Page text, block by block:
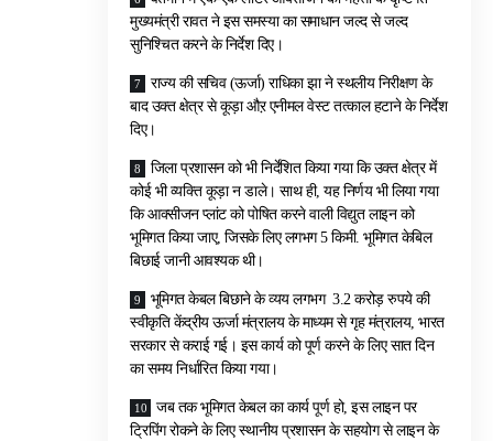
मुख्यमंत्री रावत ने इस समस्या का समाधान जल्द से जल्द
सुनिश्चित करने के निर्देश दिए।
राज्य की सचिव (ऊर्जा) राधिका झा ने स्थलीय निरीक्षण के
बाद उक्त क्षेत्र से कूड़ा औऱ एनीमल वेस्ट तत्काल हटाने के निर्देश
दिए।
जिला प्रशासन को भी निर्देशित किया गया कि उक्त क्षेत्र में
कोई भी व्यक्ति कूड़ा न डाले। साथ ही, यह निर्णय भी लिया गया
कि आक्सीजन प्लांट को पोषित करने वाली विद्युत लाइन को
भूमिगत किया जाए, जिसके लिए लगभग 5 किमी. भूमिगत केबिल
बिछाई जानी आवश्यक थी।
भूमिगत केबल बिछाने के व्यय लगभग 3.2 करोड़ रुपये की
स्वीकृति केंद्रीय ऊर्जा मंत्रालय के माध्यम से गृह मंत्रालय, भारत
सरकार से कराई गई। इस कार्य को पूर्ण करने के लिए सात दिन
का समय निर्धारित किया गया।
जब तक भूमिगत केबल का कार्य पूर्ण हो, इस लाइन पर
ट्रिपिंग रोकने के लिए स्थानीय प्रशासन के सहयोग से लाइन के